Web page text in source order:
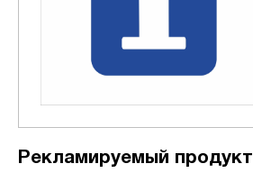
Рекламируемый продукт